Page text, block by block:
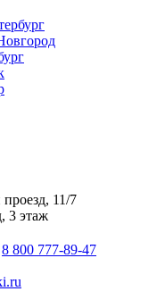
11/7
3 этаж
8 800 777-89-47